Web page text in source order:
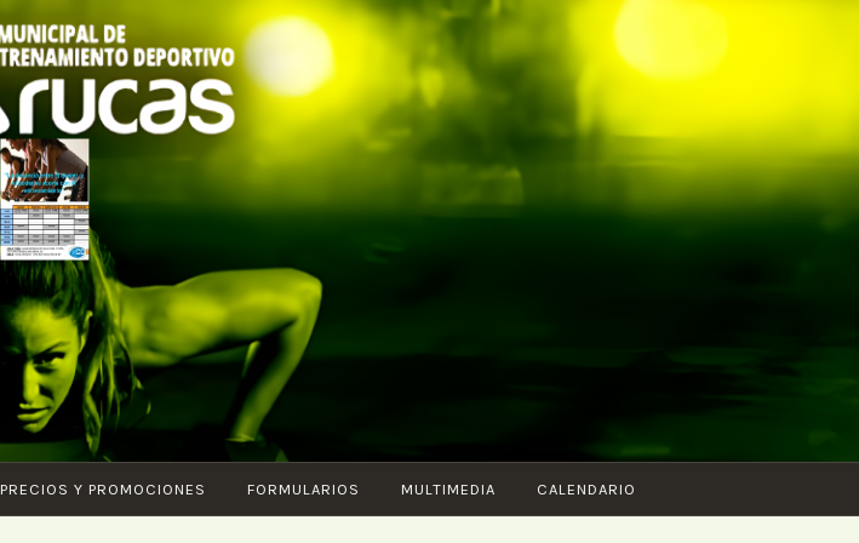
CENTRO DE
ENTRENAMIENTO
DEPORTIVO
ARUCAS
Piscina –
Fitness –
Entrenamiento
funcional –
Karate –
PRECIOS Y PROMOCIONES FORMULARIOS MULTIMEDIA CALENDARIO